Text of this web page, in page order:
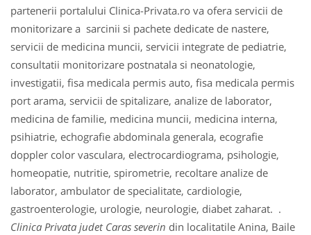
partenerii portalului Clinica-Privata.ro va ofera servicii de
monitorizare a sarcinii si pachete dedicate de nastere,
servicii de medicina muncii, servicii integrate de pediatrie,
consultatii monitorizare postnatala si neonatologie,
investigatii, fisa medicala permis auto, fisa medicala permis
port arama, servicii de spitalizare, analize de laborator,
medicina de familie, medicina muncii, medicina interna,
psihiatrie, echografie abdominala generala, ecografie
doppler color vasculara, electrocardiograma, psihologie,
homeopatie, nutritie, spirometrie, recoltare analize de
laborator, ambulator de specialitate, cardiologie,
gastroenterologie, urologie, neurologie, diabet zaharat. .
Clinica Privata judet Caras severin din localitatile Anina, Baile